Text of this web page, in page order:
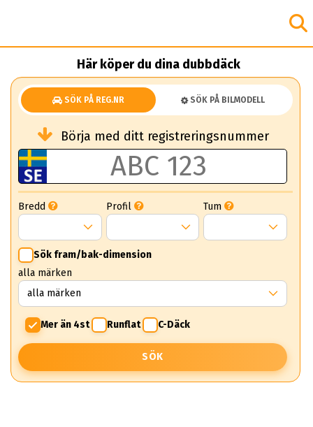
Här köper du dina dubbdäck
SÖK PÅ REG.NR SÖK PÅ BILMODELL
Börja med ditt registreringsnummer
Bredd Profil Tum
Sök fram/bak-dimension
alla märken
Mer än 4st Runflat C-Däck
SÖK